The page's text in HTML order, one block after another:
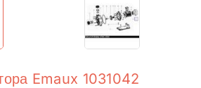
Emaux 1031042